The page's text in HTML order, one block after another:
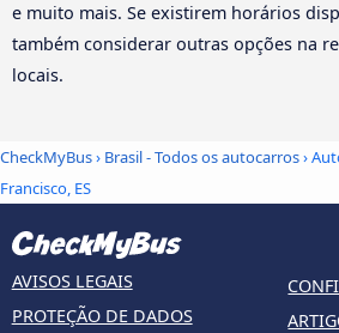
e muito mais. Se existirem horários
também considerar outras opções na
locais.
CheckMyBus› Brasil - Todos os autocarros›
Francisco, ES
AVISOS LEGAIS
PROTEÇÃO DE DADOS